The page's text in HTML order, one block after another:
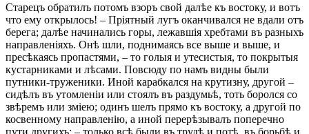
Старецъ обратилъ потомъ взоръ свой далѣе къ востоку, и вотъ
что ему открылось! – Пріятный лугъ оканчивался не вдали отъ
берега; далѣе начинались горы, лежавшія хребтами въ разныхъ
направленіяхъ. Онѣ шли, поднимаясь все выше и выше, и
пресѣкаясь пропастями, – то голыя и утесистыя, то покрытыя
кустарниками и лѣсами. Повсюду по намъ видны были
путники-труженики. Иной карабкался на крутизну, другой –
сидѣлъ въ утомленіи или стоялъ въ раздумьѣ, тоть боролся со
звѣремъ или зміею; одинъ шелъ прямо къ востоку, а другой по
косвенному направленію, а иной перерѣзывалъ поперечно
пути другихъ: – только всѣ были въ трудѣ и потѣ, въ борьбѣ и